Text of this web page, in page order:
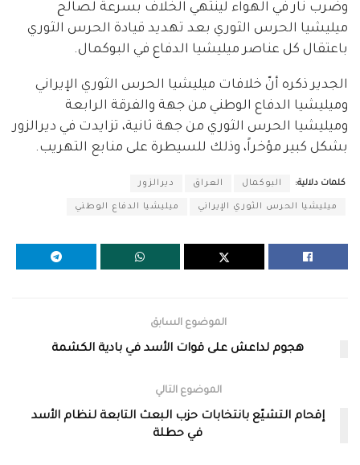
وضرب نار في الهواء لينتهي الخلاف بسرعة لصالح
ميليشيا الحرس الثوري بعد تهديد قيادة الحرس الثوري
باعتقال كل عناصر ميليشيا الدفاع في البوكمال.
الجدير ذكره أنّ خلافات ميليشيا الحرس الثوري الإيراني
وميليشيا الدفاع الوطني من جهة والفرقة الرابعة
وميليشيا الحرس الثوري من جهة ثانية، تزايدت في ديرالزور
بشكل كبير مؤخراً، وذلك للسيطرة على منابع التهريب.
كلمات دلالية: البوكمال العراق ديرالزور
ميليشيا الحرس الثوري الإيراني ميليشيا الدفاع الوطني
الموضوع السابق
هجوم لداعش على قوات الأسد في بادية الكشمة
الموضوع التالي
إقحام التشيّع بانتخابات حزب البعث التابعة لنظام الأسد
في حطلة